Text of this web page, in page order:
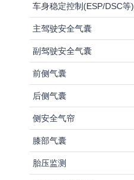
车身稳定控制(ESP/DSC等)
主驾驶安全气囊
副驾驶安全气囊
前侧气囊
后侧气囊
侧安全气帘
膝部气囊
胎压监测